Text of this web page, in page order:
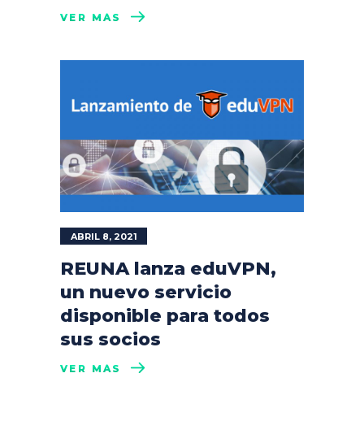
VER MÁS
ABRIL 8, 2021
REUNA lanza eduVPN,
un nuevo servicio
disponible para todos
sus socios
VER MÁS